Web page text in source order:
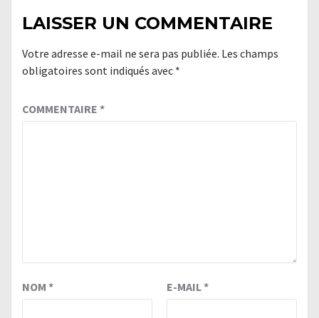
LAISSER UN COMMENTAIRE
Votre adresse e-mail ne sera pas publiée. Les champs
obligatoires sont indiqués avec *
COMMENTAIRE *
NOM * E-MAIL*